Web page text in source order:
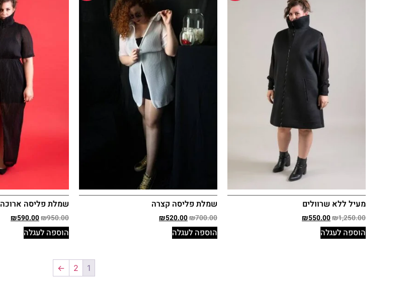
מעיל ללא שרוולים
₪1,250.00
₪550.00
הוספה לעגלה
שמלת פליסה קצרה
₪700.00
₪520.00
הוספה לעגלה
שמלת פליסה ארוכה
₪950.00
₪590.00
הוספה לעגלה
1
2
←